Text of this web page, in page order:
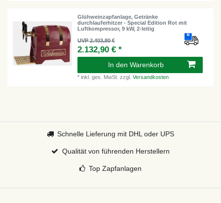
Glühweinzapfanlage, Getränke
durchlauferhitzer - Special Edition Rot mit
Luftkompressor, 9 kW, 2-leitig
UVP 2.403,80 €
2.132,90 € *
In den Warenkorb
*inkl. ges. MwSt. zzgl.Versandkosten
Schnelle Lieferung mit DHL oder UPS
Qualität von führenden Herstellern
Top Zapfanlagen